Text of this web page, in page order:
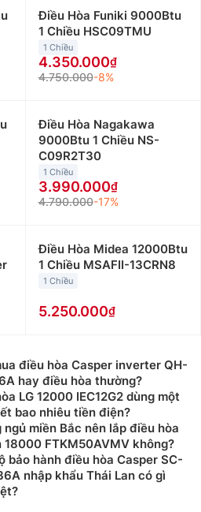
giao động từ 4 triệu
Điều hòa Midea 12000btu
những không gian có diện
đồng.
Điều hòa Midea 18000btu
gian có diện tích từ 20 đến
việc, cửa hàng hay phòng
Điều hòa Midea 24000btu
gian có diện tích từ 30 đến
thị nhỏ hay phòng họp… Giá
giao động từ 12 triệu
lựa chọn điều hòa
hòa như
: Loại máy điều hòa Midea 1
làm lạnh, phù hợp sử dụng ở
đông lạnh hoặc những gia
sưởi ấm trong mùa đông.
Điều Hòa Funiki 9000Btu
1 Chiều HSC09TMU
1 Chiều
4.350.000
4.750.000-8%
Điều Hòa Nagakawa
9000Btu 1 Chiều NS-
C09R2T30
1 Chiều
3.990.000
4.790.000-17%
Điều Hòa Midea 12000Btu
1 Chiều MSAFII-13CRN8
1 Chiều
5.250.000
điều hòa Casper inverter QH-
hay điều hòa thường?
LG 12000 IEC12G2 dùng một
bao nhiêu tiền điện?
ngủ miền Bắc nên lắp điều hòa
18000 FTKM50AVMV không?
bảo hành điều hòa Casper SC-
nhập khẩu Thái Lan có gì